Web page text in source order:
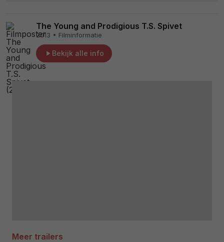
The Young and Prodigious T.S. Spivet
2013 • Filminformatie
Bekijk alle info
Meer trailers